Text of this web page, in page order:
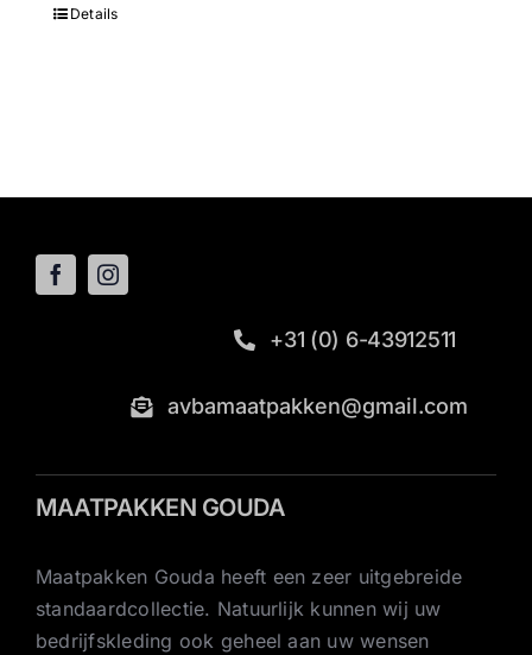
Details
+31 (0) 6-43912511
avbamaatpakken@gmail.com
MAATPAKKEN GOUDA
Maatpakken Gouda heeft een zeer uitgebreide
standaardcollectie. Natuurlijk kunnen wij uw
bedrijfskleding ook geheel aan uw wensen